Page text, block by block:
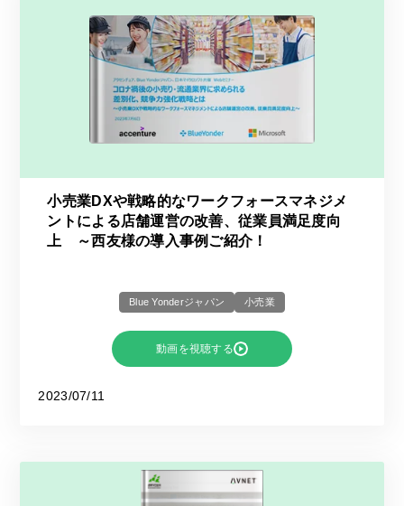
小売業DXや戦略的なワークフォースマネジメ
ントによる店舗運営の改善、従業員満足度向
上 ～西友様の導入事例ご紹介！
Blue Yonderジャパン 小売業
動画を視聴する
2023/07/11